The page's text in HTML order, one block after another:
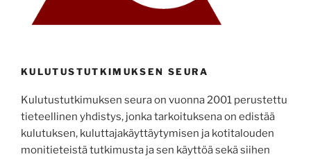
KULUTUSTUTKIMUKSEN SEURA
Kulutustutkimuksen seura on vuonna 2001 perustettu
tieteellinen yhdistys, jonka tarkoituksena on edistää
kulutuksen, kuluttajakäyttäytymisen ja kotitalouden
monitieteistä tutkimusta ja sen käyttöä sekä siihen